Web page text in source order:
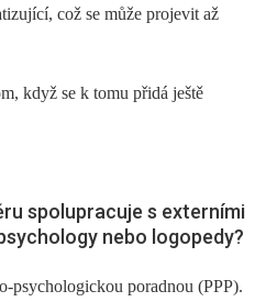
což se může projevit až
když se k tomu přidá ještě
spolupracuje s externími
nebo logopedy?
psychologickou poradnou (PPP).